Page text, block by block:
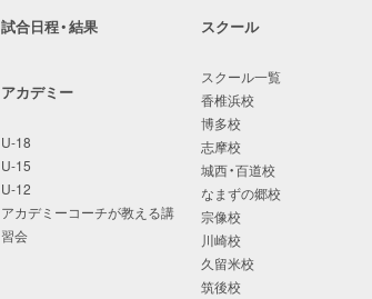
試合日程・結果
アカデミー
U-18
U-15
U-12
アカデミーコーチが教える講
習会
スクール
スクール一覧
香椎浜校
博多校
志摩校
城西・百道校
なまずの郷校
宗像校
川崎校
久留米校
筑後校